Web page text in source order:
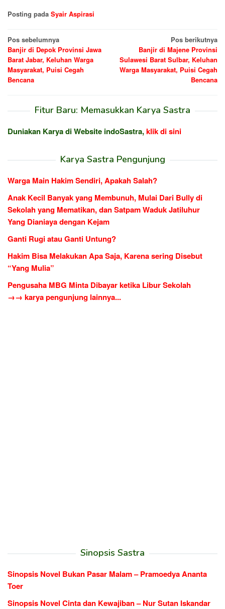
Posting pada Syair Aspirasi
Navigasi
pos
Pos sebelumnya
Banjir di Depok Provinsi Jawa
Barat Jabar, Keluhan Warga
Masyarakat, Puisi Cegah
Bencana
Pos berikutnya
Banjir di Majene Provinsi
Sulawesi Barat Sulbar, Keluhan
Warga Masyarakat, Puisi Cegah
Bencana
Fitur Baru: Memasukkan Karya Sastra
Duniakan Karya di Website indoSastra,klik di sini
Karya Sastra Pengunjung
Warga Main Hakim Sendiri, Apakah Salah?
Anak Kecil Banyak yang Membunuh, Mulai Dari Bully di
Sekolah yang Mematikan, dan Satpam Waduk Jatiluhur
Yang Dianiaya dengan Kejam
Ganti Rugi atau Ganti Untung?
Hakim Bisa Melakukan Apa Saja, Karena sering Disebut
“Yang Mulia”
Pengusaha MBG Minta Dibayar ketika Libur Sekolah
→→ karya pengunjung lainnya...
Sinopsis Sastra
Sinopsis Novel Bukan Pasar Malam – Pramoedya Ananta
Toer
Sinopsis Novel Cinta dan Kewajiban – Nur Sutan Iskandar